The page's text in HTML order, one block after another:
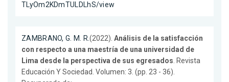
TLyOm2KDmTULDLhS/view
ZAMBRANO, G. M. R.(2022).Análisis de la satisfacción
con respecto a una maestría de una universidad de
Lima desde la perspectiva de sus egresados. Revista
Educación Y Sociedad. Volumen: 3. (pp. 23 - 36).